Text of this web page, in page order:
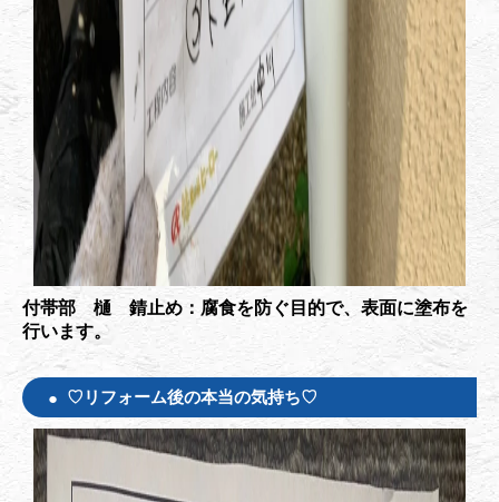
付帯部 樋 錆止め：腐食を防ぐ目的で、表面に塗布を
行います。
♡リフォーム後の本当の気持ち♡